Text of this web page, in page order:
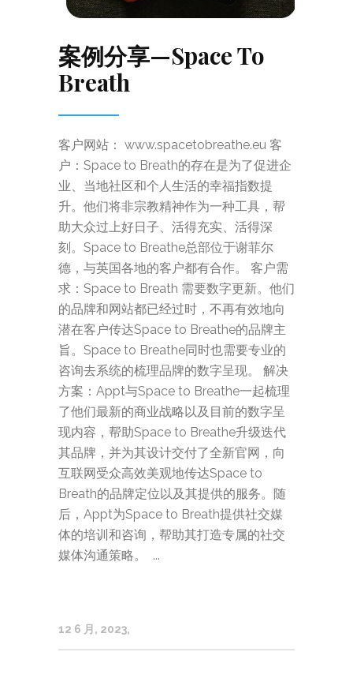
案例分享—Space To
Breath
客户网站： www.spacetobreathe.eu 客
户：Space to Breath的存在是为了促进企
业、当地社区和个人生活的幸福指数提
升。他们将非宗教精神作为一种工具，帮
助大众过上好日子、活得充实、活得深
刻。Space to Breathe总部位于谢菲尔
德，与英国各地的客户都有合作。 客户需
求：Space to Breath 需要数字更新。他们
的品牌和网站都已经过时，不再有效地向
潜在客户传达Space to Breathe的品牌主
旨。Space to Breathe同时也需要专业的
咨询去系统的梳理品牌的数字呈现。 解决
方案：Appt与Space to Breathe一起梳理
了他们最新的商业战略以及目前的数字呈
现内容，帮助Space to Breathe升级迭代
其品牌，并为其设计交付了全新官网，向
互联网受众高效美观地传达Space to
Breath的品牌定位以及其提供的服务。随
后，Appt为Space to Breath提供社交媒
体的培训和咨询，帮助其打造专属的社交
媒体沟通策略。 ...
12 6 月, 2023